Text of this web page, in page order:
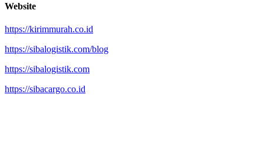
Website
https://kirimmurah.co.id
https://sibalogistik.com/blog
https://sibalogistik.com
https://sibacargo.co.id